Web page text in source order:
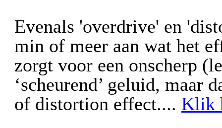
Evenals 'overdrive' en
min of meer aan wat het
zorgt voor een onscherp
‘scheurend’ geluid, maar
of distortion effect.... Klik